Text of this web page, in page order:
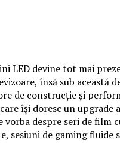
LED devine tot mai
însă sub această
de construcție și
își doresc un upgrade
vorba despre seri de film
sesiuni de gaming fluide